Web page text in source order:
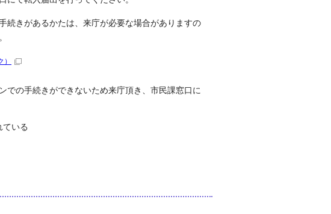
続きがあるかたは、来庁が必要な場合がありますの
での手続きができないため来庁頂き、市民課窓口に
ている